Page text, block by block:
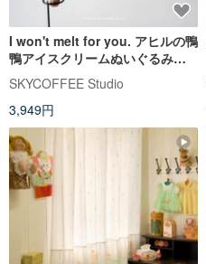
I won't melt for you. アヒルの鴨
鴨アイスクリームぬいぐるみチ
ャーム
SKYCOFFEE Studio
3,949円